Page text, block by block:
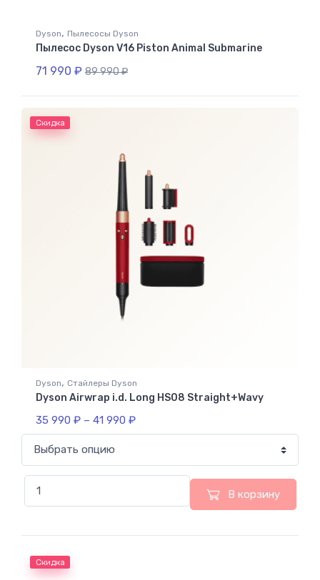
Dyson, Пылесосы Dyson
Пылесос Dyson V16 Piston Animal Submarine
71 990 ₽ 89 990₽
Скидка
Dyson, Стайлеры Dyson
Dyson Airwrap i.d. Long HS08 Straight+Wavy
35 990 ₽ – 41 990 ₽
В корзину
Скидка